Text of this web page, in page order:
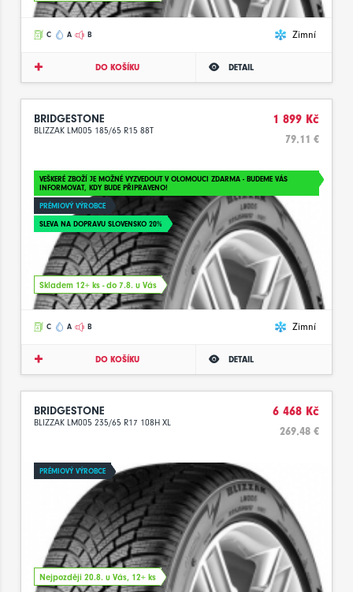
C A B Zimní
DO KOŠÍKU DETAIL
BRIDGESTONE
BLIZZAK LM005 185/65 R15 88T
1 899 Kč
79.11 €
VEŠKERÉ ZBOŽÍ JE MOŽNÉ VYZVEDOUT V OLOMOUCI ZDARMA - BUDEME VÁS
INFORMOVAT, KDY BUDE PŘIPRAVENO!
PRÉMIOVÝ VÝROBCE
SLEVA NA DOPRAVU SLOVENSKO 20%
Skladem 12+ ks - do 7.8. u Vás
C A B Zimní
DO KOŠÍKU DETAIL
BRIDGESTONE
BLIZZAK LM005 235/65 R17 108H XL
6 468 Kč
269.48 €
PRÉMIOVÝ VÝROBCE
Nejpozději 20.8. u Vás, 12+ ks